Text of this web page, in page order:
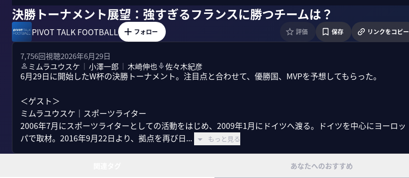
決勝トーナメント展望：強すぎるフランスに勝つチームは？
PIVOT TALK FOOTBALL フォロー 評価 保存 リンクをコピー
7,756回視聴2026年6月29日
ミムラユウスケ ｜ 小澤一郎 ｜ 木崎伸也 佐々木紀彦
6月29日に開始したW杯の決勝トーナメント。注目点と合わせて、優勝国、MVPを予想してもらった。
＜ゲスト＞
ミムラユウスケ｜スポーツライター
2006年7月にスポーツライターとしての活動をはじめ、2009年1月にドイツへ渡る。ドイツを中心にヨーロッ
パで取材。2016年9月22日より、拠点を再び日...
もっと見る
あなたへのおすすめ